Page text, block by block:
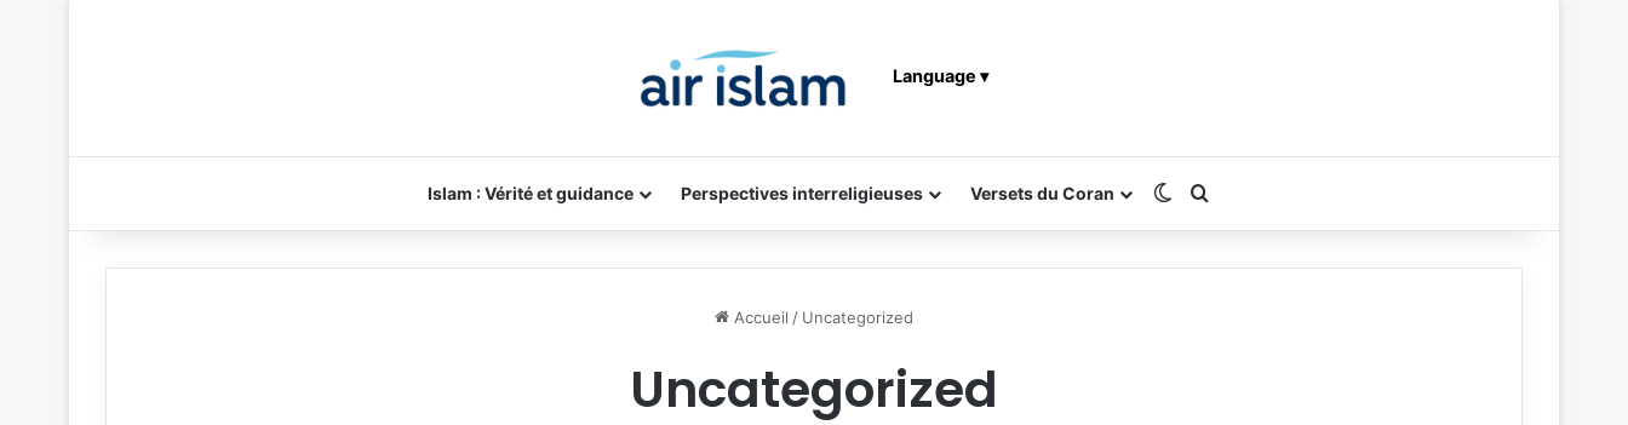
Language ▾
Islam : Vérité et guidance Perspectives interreligieuses Versets du Coran Switch skin
Accueil / Uncategorized
Uncategorized